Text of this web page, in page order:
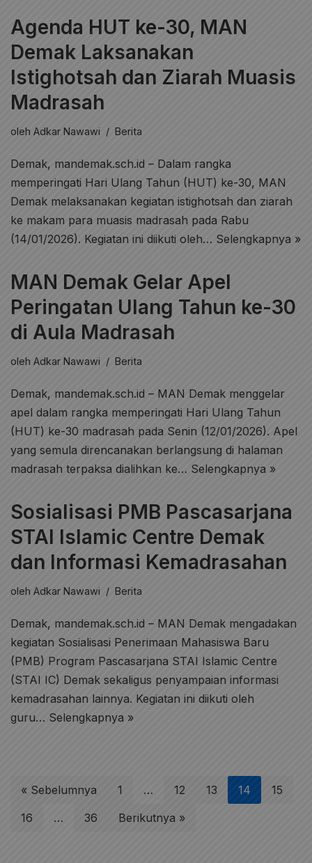
Agenda HUT ke-30, MAN
Demak Laksanakan
Istighotsah dan Ziarah Muasis
Madrasah
oleh Adkar Nawawi Berita
Demak, mandemak.sch.id – Dalam rangka
memperingati Hari Ulang Tahun (HUT) ke-30, MAN
Demak melaksanakan kegiatan istighotsah dan ziarah
ke makam para muasis madrasah pada Rabu
(14/01/2026). Kegiatan ini diikuti oleh… Selengkapnya »
MAN Demak Gelar Apel
Peringatan Ulang Tahun ke-30
di Aula Madrasah
oleh Adkar Nawawi Berita
Demak, mandemak.sch.id – MAN Demak menggelar
apel dalam rangka memperingati Hari Ulang Tahun
(HUT) ke-30 madrasah pada Senin (12/01/2026). Apel
yang semula direncanakan berlangsung di halaman
madrasah terpaksa dialihkan ke… Selengkapnya »
Sosialisasi PMB Pascasarjana
STAI Islamic Centre Demak
dan Informasi Kemadrasahan
oleh Adkar Nawawi Berita
Demak, mandemak.sch.id – MAN Demak mengadakan
kegiatan Sosialisasi Penerimaan Mahasiswa Baru
(PMB) Program Pascasarjana STAI Islamic Centre
(STAI IC) Demak sekaligus penyampaian informasi
kemadrasahan lainnya. Kegiatan ini diikuti oleh
guru… Selengkapnya »
« Sebelumnya 1 … 12 13 14
15
16
… 36 Berikutnya »